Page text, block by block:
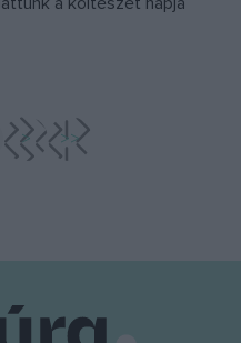
> >>